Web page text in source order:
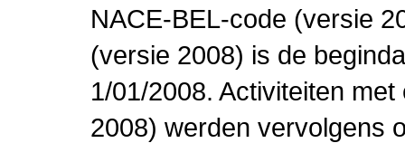
NACE-BEL-code (versie
(versie 2008) is de
1/01/2008. Activiteiten
2008) werden vervolgens